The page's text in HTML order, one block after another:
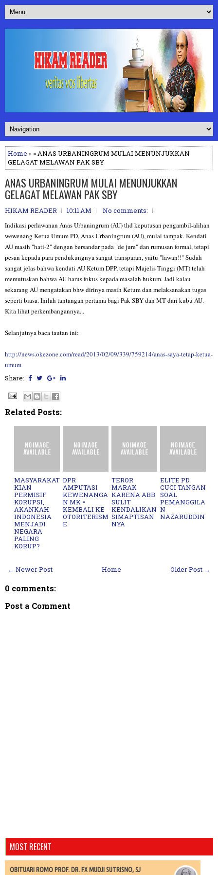
Home » » ANAS URBANINGRUM MULAI MENUNJUKKAN
GELAGAT MELAWAN PAK SBY
ANAS URBANINGRUM MULAI MENUNJUKKAN
GELAGAT MELAWAN PAK SBY
HIKAM READER 10:11 AM
No comments:
Indikasi perlawanan Anas Urbaningrum (AU) thd keputusan pengambil-alihan
wewenang Ketua Umum PD, Anas Urbaningrum (AU), mulai tampak. Kendati
AU masih "hati-2" dengan bersandar pada "de jure" dan rumusan formal, tetapi
pesan kepada para pendukungnya sangat transparan, yaitu "lawan!!" Sudah
sangat jelas bahwa kendati AU Ketum DPP, tetapi Majelis Tinggi (MT) telah
memutuskan bahwa AU harus fokus kepada masalah hukum. Jadi kalau
sekarang AU mengatakan bhw dirinya masih Ketum dan melaksanakan tugas
seperti biasa. Inilah tantangan pertama bagi Pak SBY dan MT dari kubu AU.
Kita lihat perkembangannya...
Selanjutnya baca tautan ini:
http://news.okezone.com/read/2013/02/09/339/759214/anas-saya-tetap-ketua-
umum
Share:
Related Posts:
MASYARAKAT
KIAN
PERMISIF
KORUPSI,
AKANKAH
INDONESIA
MENJADI
NEGARA
PALING
KORUP?
DPR
AMPUTASI
KEWENANGA
N MK =
KEMBALI KE
OTORITERISM
E
TEROR
MARAK
KARENA ABB
SULIT
KENDALIKAN
SIMAPTISAN
NYA
ELITE PD
CUCI TANGAN
SOAL
PEMANGGILA
N
NAZARUDDIN
← Newer Post Older Post →
Home
0 comments:
Post a Comment
MOST RECENT
OBITUARI ROMO PROF. DR. FX MUDJI SUTRISNO, SJ